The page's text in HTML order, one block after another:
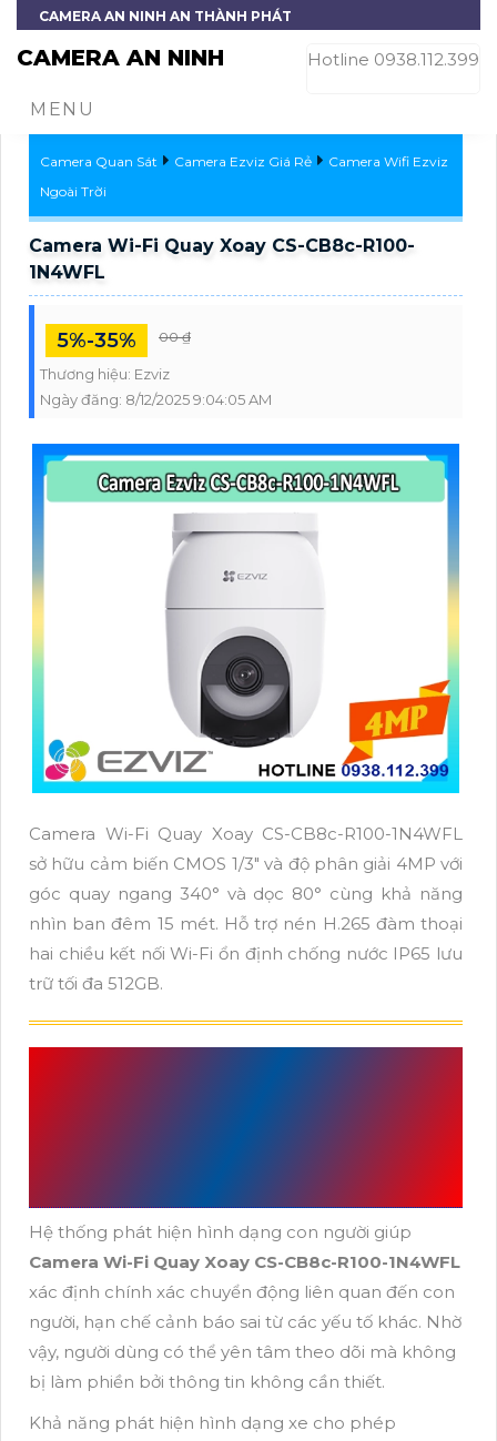
CAMERA AN NINH AN THÀNH PHÁT
CAMERA AN NINH Hotline 0938.112.399
MENU
Camera Quan Sát Camera Ezviz Giá Rẻ
Camera Wifi Ezviz
Ngoài Trời
Camera Wi-Fi Quay Xoay CS-CB8c-R100-
1N4WFL
5%-35% 00 ₫
Thương hiệu: Ezviz
Ngày đăng: 8/12/2025 9:04:05 AM
Camera Wi-Fi Quay Xoay CS-CB8c-R100-1N4WFL
sở hữu cảm biến CMOS 1/3" và độ phân giải 4MP với
góc quay ngang 340° và dọc 80° cùng khả năng
nhìn ban đêm 15 mét. Hỗ trợ nén H.265 đàm thoại
hai chiều kết nối Wi-Fi ổn định chống nước IP65 lưu
trữ tối đa 512GB.
Hệ thống phát hiện hình dạng con người giúp
Camera Wi-Fi Quay Xoay CS-CB8c-R100-1N4WFL
xác định chính xác chuyển động liên quan đến con
người, hạn chế cảnh báo sai từ các yếu tố khác. Nhờ
vậy, người dùng có thể yên tâm theo dõi mà không
bị làm phiền bởi thông tin không cần thiết.
Khả năng phát hiện hình dạng xe cho phép